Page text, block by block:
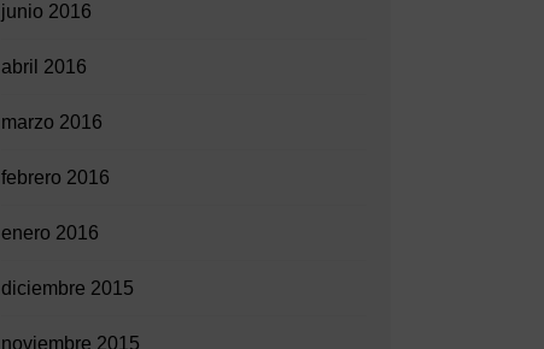
junio 2016
abril 2016
marzo 2016
febrero 2016
enero 2016
diciembre 2015
noviembre 2015